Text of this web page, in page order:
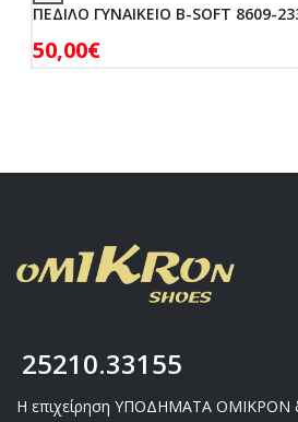
ΠΕΔΙΛΟ ΓΥΝΑΙΚΕΙΟ B-SOFT 8609-
50,00€
25210.33155
Η επιχείρηση ΥΠΟΔΗΜΑΤΑ ΟΜΙΚΡΟΝ